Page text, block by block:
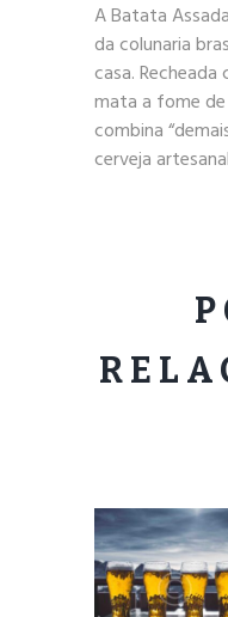
A Batata
da colunaria
casa.
mata a fome de
combina
cerveja